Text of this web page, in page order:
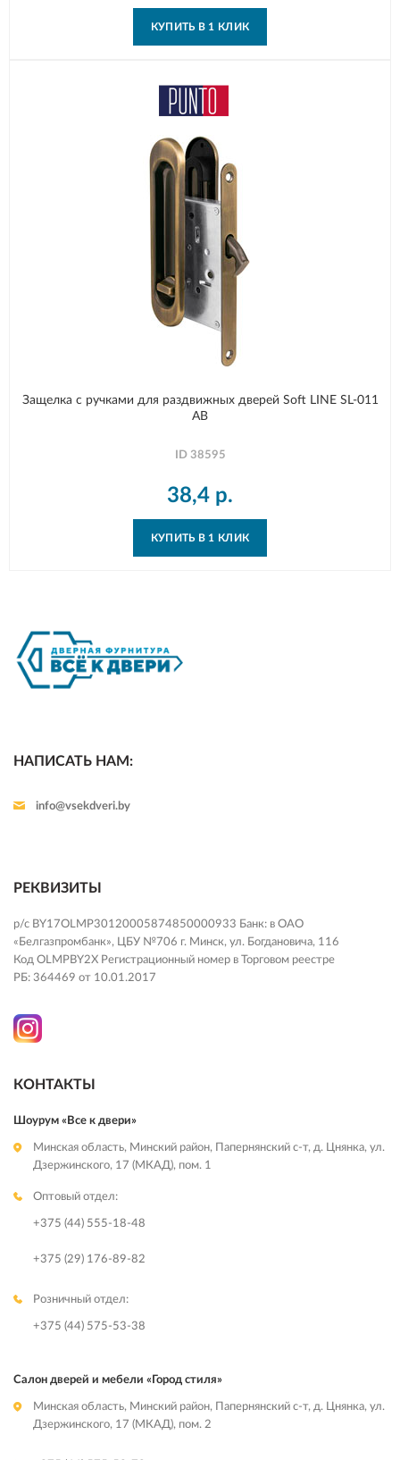
КУПИТЬ В 1 КЛИК
Защелка с ручками для раздвижных дверей Soft LINE SL-011
AB
ID 38595
38,4 р.
КУПИТЬ В 1 КЛИК
НАПИСАТЬ НАМ:
info@vsekdveri.by
РЕКВИЗИТЫ
р/с BY17OLMP30120005874850000933 Банк: в ОАО
«Белгазпромбанк», ЦБУ №706 г. Минск, ул. Богдановича, 116
Код OLMPBY2X Регистрационный номер в Торговом реестре
РБ: 364469 от 10.01.2017
КОНТАКТЫ
Шоурум «Все к двери»
Минская область, Минский район, Папернянский с-т, д. Цнянка, ул.
Дзержинского, 17 (МКАД), пом. 1
Оптовый отдел:
+375 (44) 555-18-48
+375 (29) 176-89-82
Розничный отдел:
+375 (44) 575-53-38
Салон дверей и мебели «Город стиля»
Минская область, Минский район, Папернянский с-т, д. Цнянка, ул.
Дзержинского, 17 (МКАД), пом. 2